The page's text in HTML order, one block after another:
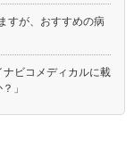
すが、おすすめの病
ナビコメディカルに載
」